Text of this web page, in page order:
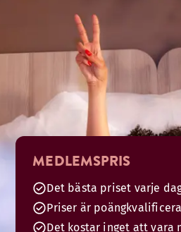
MEDLEMSPRIS
Det bästa priset varje
Priser är
Det kostar inget att vara